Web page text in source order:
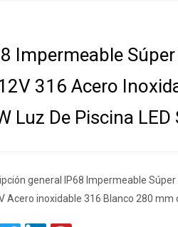
Impermeable
316 Acero
Luz De Piscina
general IP68 Impermeable
Acero inoxidable 316 Blanco 280 mm